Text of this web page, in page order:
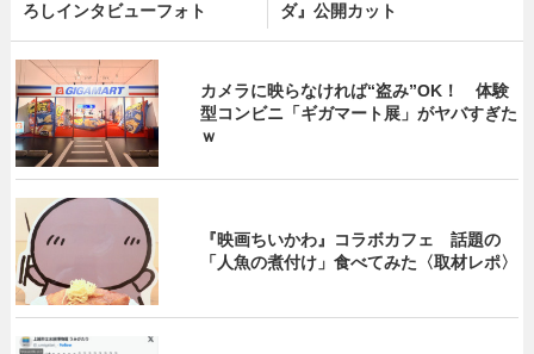
ろしインタビューフォト
ダ』公開カット
カメラに映らなければ“盗み”OK！ 体験
型コンビニ「ギガマート展」がヤバすぎた
ｗ
『映画ちいかわ』コラボカフェ 話題の
「人魚の煮付け」食べてみた〈取材レポ〉